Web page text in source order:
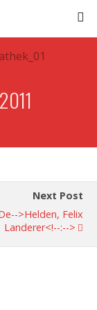
Next Post
>Helden, Felix
Landerer<!--:-->